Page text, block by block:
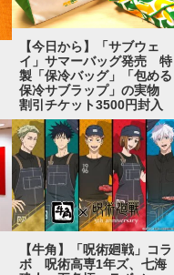
【今日から】「サブウェ
イ」サマーバッグ発売 特
製「保冷バッグ」「包める
保冷サブラップ」の実物
割引チケット3500円封入
【牛角】「呪術廻戦」コラ
ボ 呪術高専1年ズ、七海